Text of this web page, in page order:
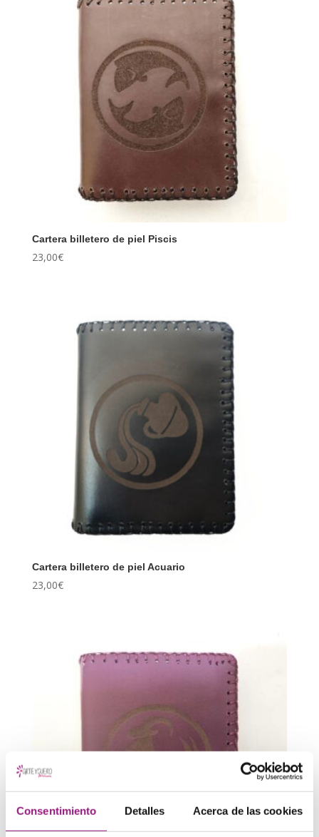
Consentimiento Detalles Acerca de las cookies
Cartera billetero de piel Piscis
23,00€
Cartera billetero de piel Acuario
23,00€